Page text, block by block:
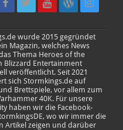
wurde 2015 gegründet
Magazin, welches News
Thema Heroes of the
Blizzard Entertainment
veröffentlicht. Seit 2021
sich Stormkings.de auf
Brettspiele, vor allem zum
40K. Für unsere
haben wir die Facebook-
wo wir immer die
Artikel zeigen und darüber